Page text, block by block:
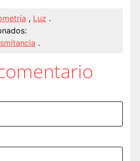
, Luz .
.